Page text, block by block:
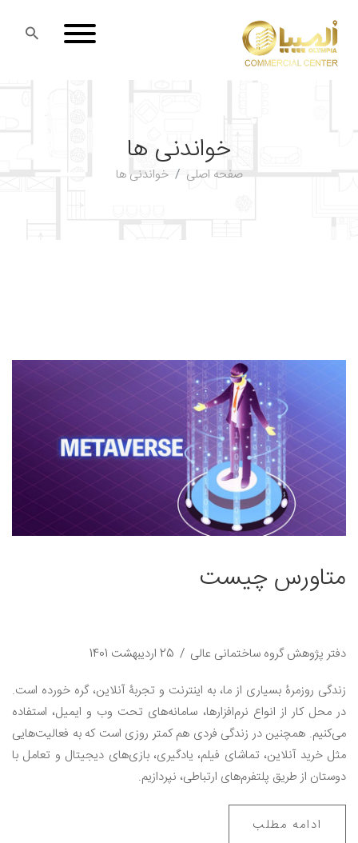
خواندنی ها
صفحه اصلی خواندنی ها
متاورس چیست
دفتر پژوهش گروه ساختمانی عالی
25 اردیبهشت 1401
زندگی روزمرۀ بسیاری از ما، به اینترنت و تجربۀ آنلاین، گره خورده است.
در محل کار از انواع نرم‌افزارها، سامانه‌های تحت وب و ایمیل، استفاده
می‌کنیم. همچنین در زندگی فردی هم کمتر روزی است که به فعالیت‌هایی
مثل خرید آنلاین، تماشای فیلم، یادگیری، بازی‌های دیجیتال و تعامل با
دوستان از طریق پلتفرم‌های ارتباطی، نپردازیم.
ادامه مطلب